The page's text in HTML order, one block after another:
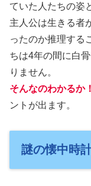
ていた人たちの姿
主人公は生きる者
ったのか推理する
ちは4年の間に白
りません。
そんなのわかるか！
ントが出ます。
謎の懐中時